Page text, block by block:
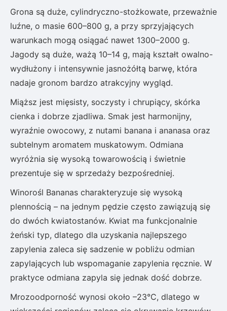
Grona są duże, cylindryczno-stożkowate, przeważnie
luźne, o masie 600–800 g, a przy sprzyjających
warunkach mogą osiągać nawet 1300–2000 g.
Jagody są duże, ważą 10–14 g, mają kształt owalno-
wydłużony i intensywnie jasnożółtą barwę, która
nadaje gronom bardzo atrakcyjny wygląd.
Miąższ jest mięsisty, soczysty i chrupiący, skórka
cienka i dobrze zjadliwa. Smak jest harmonijny,
wyraźnie owocowy, z nutami banana i ananasa oraz
subtelnym aromatem muskatowym. Odmiana
wyróżnia się wysoką towarowością i świetnie
prezentuje się w sprzedaży bezpośredniej.
Winorośl Bananas charakteryzuje się wysoką
plennością – na jednym pędzie często zawiązują się
do dwóch kwiatostanów. Kwiat ma funkcjonalnie
żeński typ, dlatego dla uzyskania najlepszego
zapylenia zaleca się sadzenie w pobliżu odmian
zapylających lub wspomaganie zapylenia ręcznie. W
praktyce odmiana zapyla się jednak dość dobrze.
Mrozoodporność wynosi około –23°C, dlatego w